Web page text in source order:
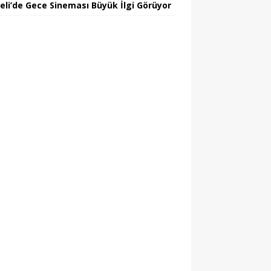
Gece Sineması Büyük İlgi Görüyor